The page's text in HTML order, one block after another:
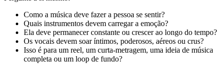
Como a música deve fazer a pessoa se sentir?
Quais instrumentos devem carregar a emoção?
Ela deve permanecer constante ou crescer ao longo do tempo?
Os vocais devem soar íntimos, poderosos, aéreos ou crus?
Isso é para um reel, um curta-metragem, uma ideia de música
completa ou um loop de fundo?